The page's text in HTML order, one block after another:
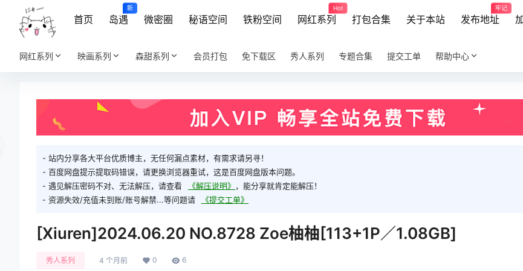
首页 岛遇
新
微密圈 秘语空间 铁粉空间 网红系列
Hot
打包合集 关于本站 发布地址
牢记
网红系列 映画系列 森甜系列 会员打包 免下载区 秀人系列 专题合集 提交工单 帮助中心
- 站内分享各大平台优质博主，无任何漏点素材，有需求请另寻！
- 百度网盘提示提取码错误，请更换浏览器重试，这是百度网盘版本问题。
- 遇见解压密码不对、无法解压，请查看
《解压说明》 ，能分享就肯定能解压！
- 资源失效/充值未到账/账号解禁...等问题请
《提交工单》
[Xiuren]2024.06.20 NO.8728 Zoe柚柚[113+1P／1.08GB]
秀人系列 4 个月前 0 6